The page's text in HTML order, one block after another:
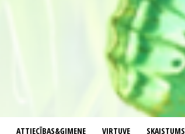
ATTIECĪBAS&ĢIMENE VIRTUVE SKAISTUMS